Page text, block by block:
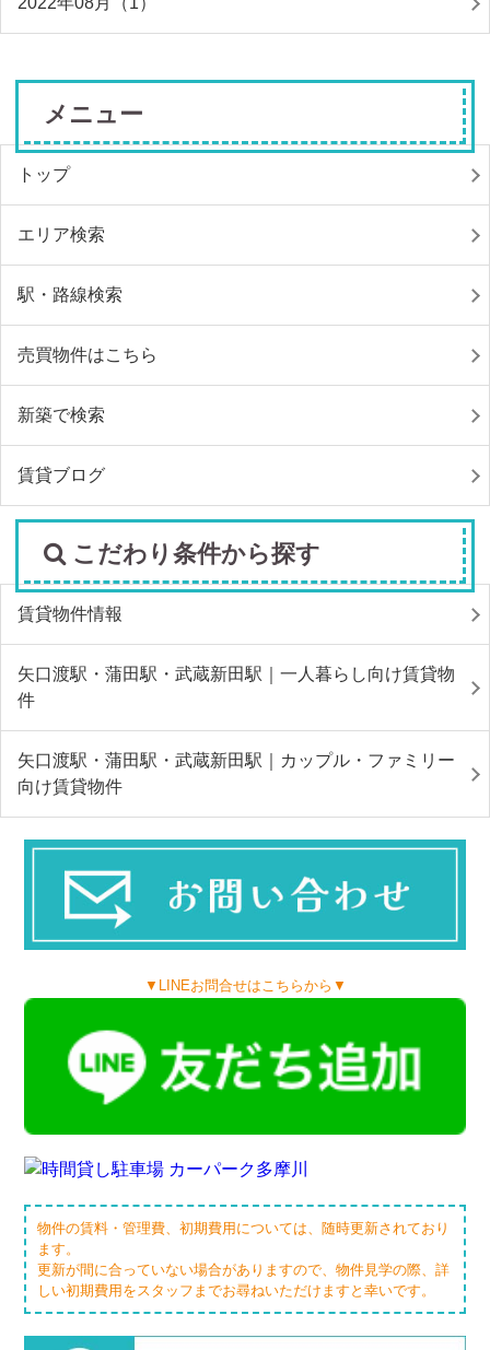
メニュー
トップ
エリア検索
駅・路線検索
売買物件はこちら
新築で検索
賃貸ブログ
こだわり条件から探す
賃貸物件情報
矢口渡駅・蒲田駅・武蔵新田駅｜一人暮らし向け賃貸物
件
矢口渡駅・蒲田駅・武蔵新田駅｜カップル・ファミリー
向け賃貸物件
▼LINEお問合せはこちらから▼
物件の賃料・管理費、初期費用については、随時更新されており
ます。
更新が間に合っていない場合がありますので、物件見学の際、詳
しい初期費用をスタッフまでお尋ねいただけますと幸いです。